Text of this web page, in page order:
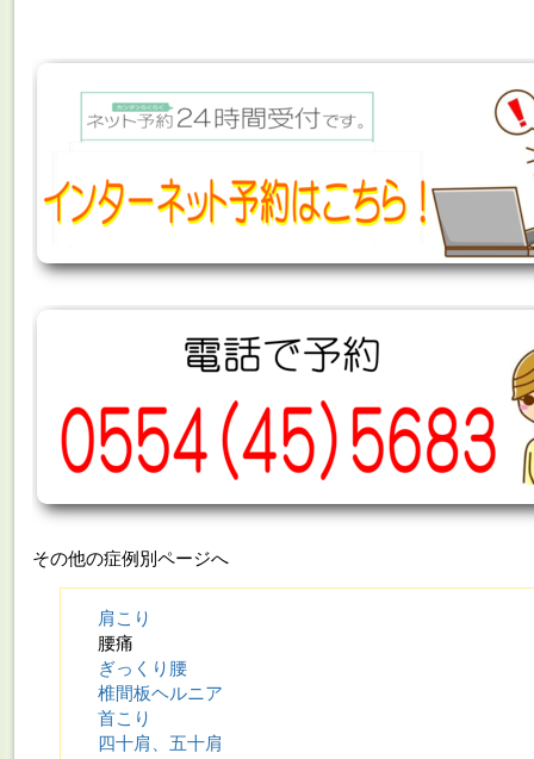
その他の症例別ページへ
肩こり
腰痛
ぎっくり腰
椎間板ヘルニア
首こり
四十肩、五十肩